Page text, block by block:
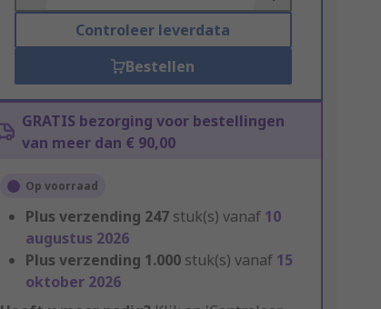
Controleer leverdata
Bestellen
GRATIS bezorging voor bestellingen
van meer dan € 90,00
Op voorraad
Plus verzending 247 stuk(s) vanaf 10
augustus 2026
Plus verzending 1.000 stuk(s) vanaf 15
oktober 2026